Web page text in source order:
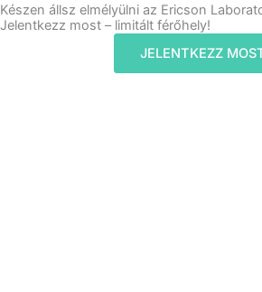
Készen állsz elmélyülni az Ericson
Jelentkezz most – limitált férőhely!
JELENTKEZZ